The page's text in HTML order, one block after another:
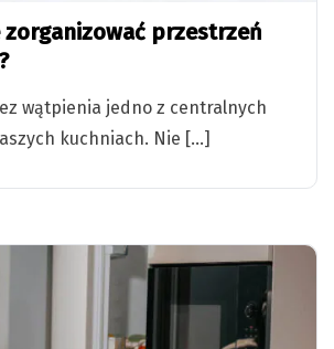
zorganizować przestrzeń
wątpienia jedno z centralnych
kuchniach. Nie […]